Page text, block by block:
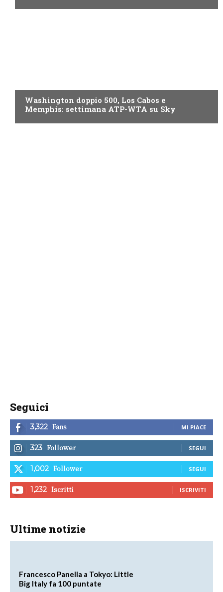
Washington doppio 500, Los Cabos e
Memphis: settimana ATP-WTA su Sky
Seguici
3,322 Fans MI PIACE
323 Follower SEGUI
1,002 Follower SEGUI
1,232 Iscritti ISCRIVITI
Ultime notizie
Francesco Panella a Tokyo: Little
Big Italy fa 100 puntate